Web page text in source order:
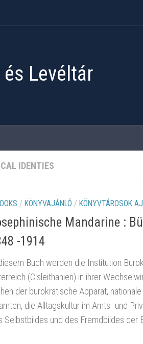
Levéltár
IDENTIES
/ KÖNYVAJÁNLÓ / KÖNYVTÁROSOK
Mandarine :
-1914
Buch werden die Institution
(Cisleithanien) in ihrer
der bürokratische Apparat,
die Alltagskultur im Amts- und
Selbstbildes und des Fremdbildes der